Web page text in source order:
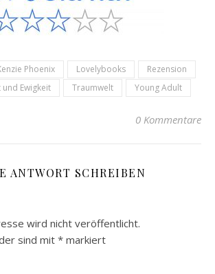
Phoenix Lovelybooks
Rezension
Ewigkeit
Traumwelt Young Adult
0 Kommentare
ANTWORT SCHREIBEN
wird nicht veröffentlicht.
sind mit * markiert